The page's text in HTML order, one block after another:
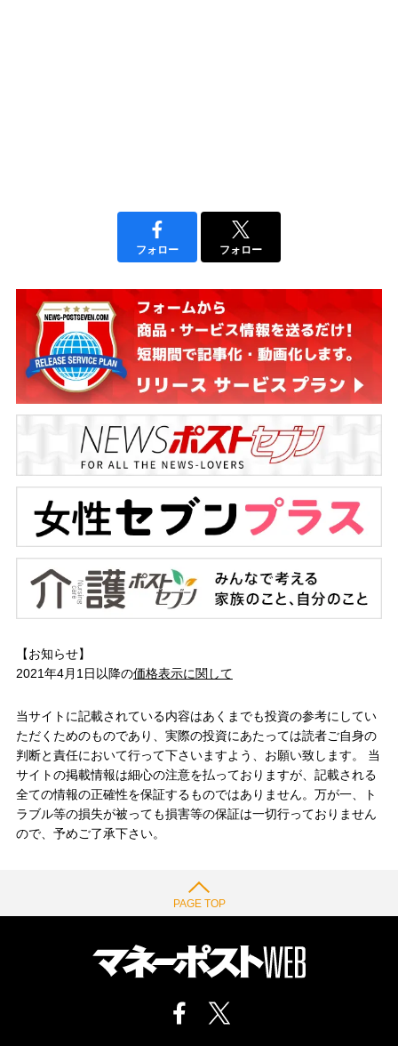
フォロー フォロー
【お知らせ】
2021年4月1日以降の価格表示に関して
当サイトに記載されている内容はあくまでも投資の参考にしてい
ただくためのものであり、実際の投資にあたっては読者ご自身の
判断と責任において行って下さいますよう、お願い致します。 当
サイトの掲載情報は細心の注意を払っておりますが、記載される
全ての情報の正確性を保証するものではありません。万が一、ト
ラブル等の損失が被っても損害等の保証は一切行っておりません
ので、予めご了承下さい。
PAGE TOP